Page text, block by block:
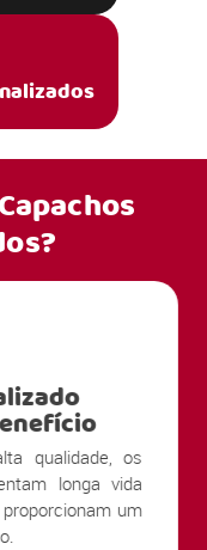
Capachos
qualidade, os
longa vida
um